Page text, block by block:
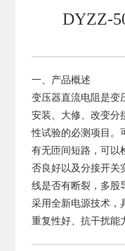
DYZZ-
一、产品概述
变压器直流电阻是变
安装、大修、改变分
性试验的必测项目。
有无匝间短路，可以
否良好以及分接开关
线是否有断裂，多股
采用全新电源技术，
重复性好、抗干扰能